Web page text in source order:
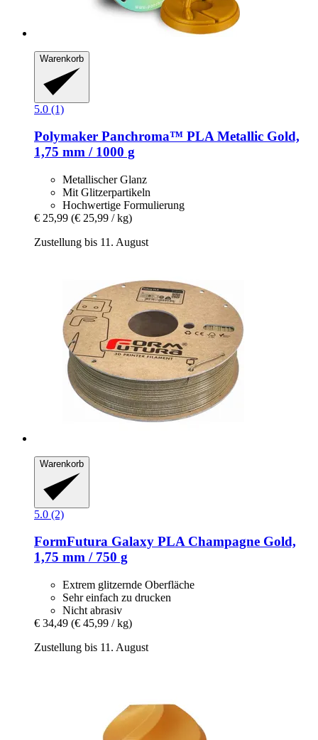
Warenkorb
5.0 (1)
Polymaker Panchroma™ PLA Metallic Gold,
1,75 mm / 1000 g
Metallischer Glanz
Mit Glitzerpartikeln
Hochwertige Formulierung
€ 25,99 (€ 25,99 / kg)
Zustellung bis 11. August
Warenkorb
5.0 (2)
FormFutura Galaxy PLA Champagne Gold,
1,75 mm / 750 g
Extrem glitzernde Oberfläche
Sehr einfach zu drucken
Nicht abrasiv
€ 34,49 (€ 45,99 / kg)
Zustellung bis 11. August